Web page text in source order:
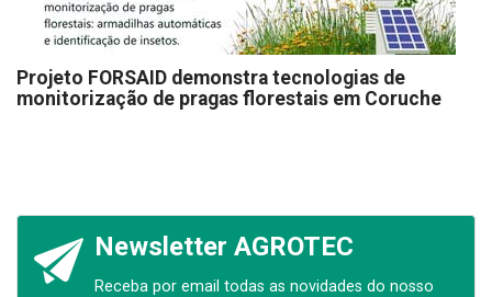
Projeto FORSAID demonstra tecnologias de
monitorização de pragas florestais em Coruche
Newsletter AGROTEC
Receba por email todas as novidades do nosso